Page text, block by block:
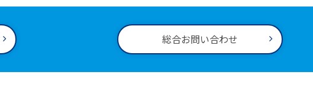
総合お問い合わせ